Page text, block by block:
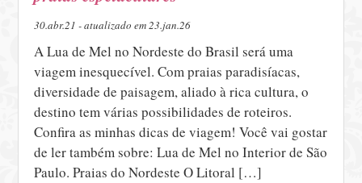
30.abr.21 - atualizado em 23.jan.26
A Lua de Mel no Nordeste do Brasil será uma
viagem inesquecível. Com praias paradisíacas,
diversidade de paisagem, aliado à rica cultura, o
destino tem várias possibilidades de roteiros.
Confira as minhas dicas de viagem! Você vai gostar
de ler também sobre: Lua de Mel no Interior de São
Paulo. Praias do Nordeste O Litoral […]